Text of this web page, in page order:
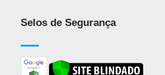
Selos de Segurança